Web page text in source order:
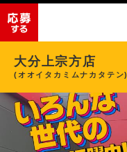
大分上宗方店
(オオイタカミムナカタテン)